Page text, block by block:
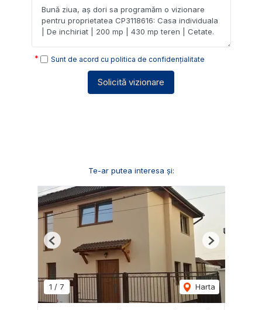
Sunt de acord cu politica de confidențialitate
Solicită vizionare
Te-ar putea interesa și:
1 / 7 Harta
Previous Next